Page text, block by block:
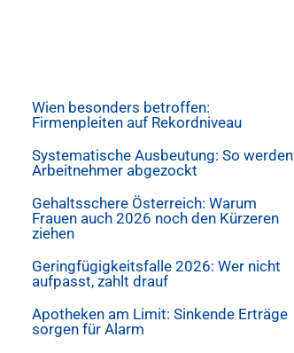
Wien besonders betroffen:
Firmenpleiten auf Rekordniveau
Systematische Ausbeutung: So werden
Arbeitnehmer abgezockt
Gehaltsschere Österreich: Warum
Frauen auch 2026 noch den Kürzeren
ziehen
Geringfügigkeitsfalle 2026: Wer nicht
aufpasst, zahlt drauf
Apotheken am Limit: Sinkende Erträge
sorgen für Alarm